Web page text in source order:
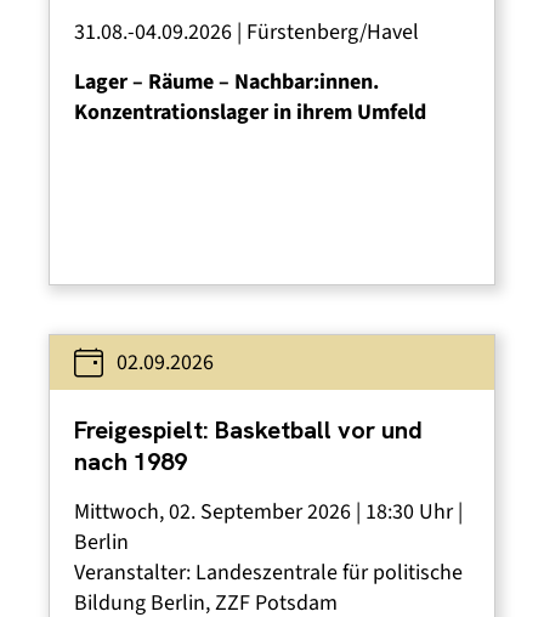
31.08.-04.09.2026 | Fürstenberg/Havel
Lager – Räume – Nachbar:innen.
Konzentrationslager in ihrem Umfeld
02.09.2026
Freigespielt: Basketball vor und
nach 1989
Mittwoch, 02. September 2026 | 18:30 Uhr |
Berlin
Veranstalter: Landeszentrale für politische
Bildung Berlin, ZZF Potsdam